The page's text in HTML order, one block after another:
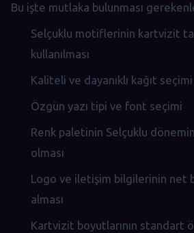
Bu işte mutlaka bulunması
Selçuklu motiflerinin kartvizit
kullanılması
Kaliteli ve dayanıklı kağıt seçimi
Özgün yazı tipi ve font seçimi
Renk paletinin Selçuklu
olması
Logo ve iletişim bilgilerinin net
alması
Kartvizit boyutlarının standart